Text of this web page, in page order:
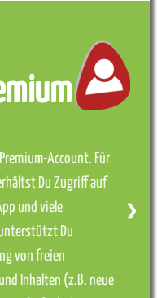
Account. Für
Du Zugriff auf
und viele
Du
von freien
Inhalten (z.B. neue
❯